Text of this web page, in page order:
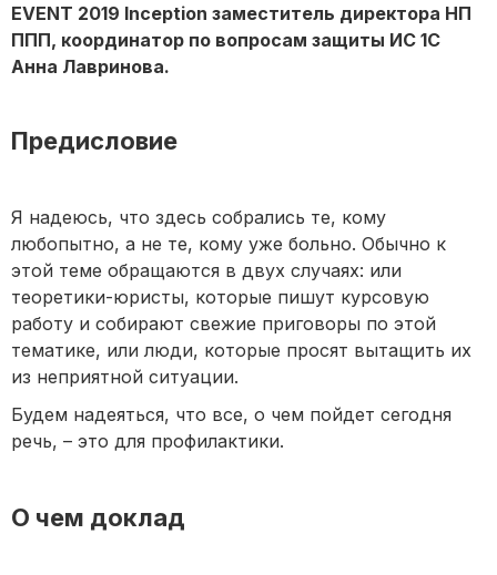
EVENT 2019 Inception заместитель директора НП
ППП, координатор по вопросам защиты ИС 1С
Анна Лавринова.
Предисловие
Я надеюсь, что здесь собрались те, кому
любопытно, а не те, кому уже больно. Обычно к
этой теме обращаются в двух случаях: или
теоретики-юристы, которые пишут курсовую
работу и собирают свежие приговоры по этой
тематике, или люди, которые просят вытащить их
из неприятной ситуации.
Будем надеяться, что все, о чем пойдет сегодня
речь, – это для профилактики.
О чем доклад